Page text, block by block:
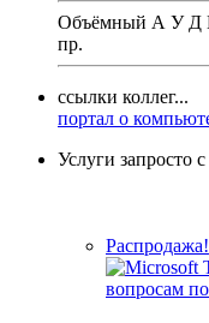
Объёмный А У Д
пр.
ссылки коллег...
портал о
Услуги запросто
Распродажа!